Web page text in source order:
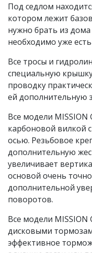
Под седлом
котором лежит
нужно брать из
необходимо уже
Все тросы и
специальную
проводку
ей дополнительную
Все модели
карбоновой вилкой
осью. Резьбовое
дополнительную
увеличивает
основой очень
дополнительной
поворотов.
Все модели MISSION
дисковыми
эффективное